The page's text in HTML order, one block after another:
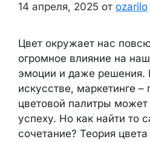
14 апреля, 2025 от ozarilo
Цвет окружает нас
огромное влияние на
эмоции и даже решения.
искусстве, маркетинге
цветовой палитры
успеху. Но как найти то
сочетание? Теория